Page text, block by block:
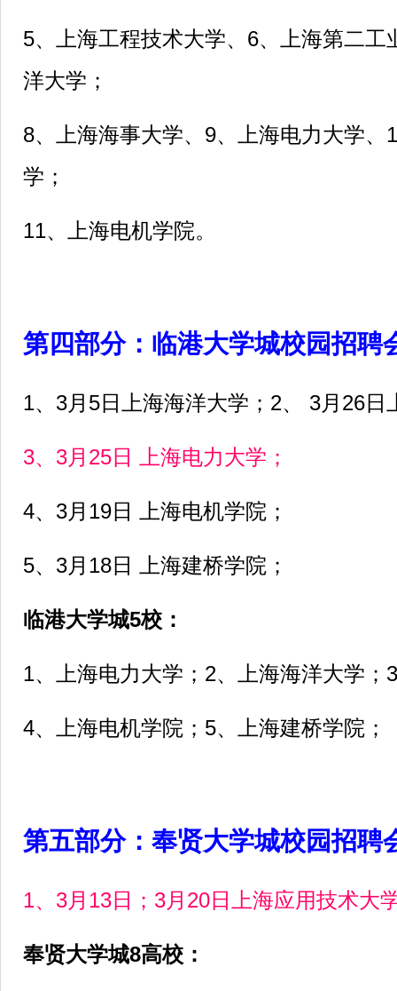
5、上海工程技术大学、6、上海第二工
洋大学；
8、上海海事大学、9、上海电力大学、
学；
11、上海电机学院。
第四部分：临港大学城校园招聘
1、3月5日上海海洋大学；2、 3月26日
3、3月25日 上海电力大学；
4、3月19日 上海电机学院；
5、3月18日 上海建桥学院；
临港大学城5校：
1、上海电力大学；2、上海海洋大学；
4、上海电机学院；5、上海建桥学院；
第五部分：奉贤大学城校园招聘
1、3月13日；3月20日上海应用技术大
奉贤大学城8高校：